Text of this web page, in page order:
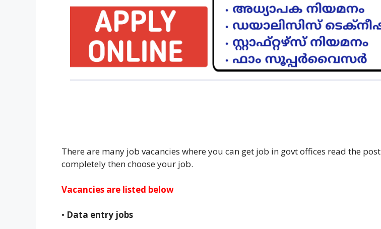
There are many job vacancies where you can get job in govt offices read the post
completely then choose your job.
Vacancies are listed below
• Data entry jobs